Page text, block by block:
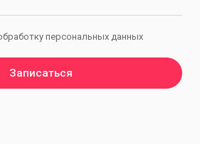
Записаться
персональных данных